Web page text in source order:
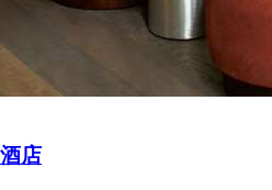
店